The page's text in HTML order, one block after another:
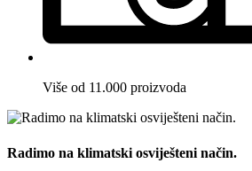
Više od 11.000 proizvoda
Radimo na klimatski osviješteni način.